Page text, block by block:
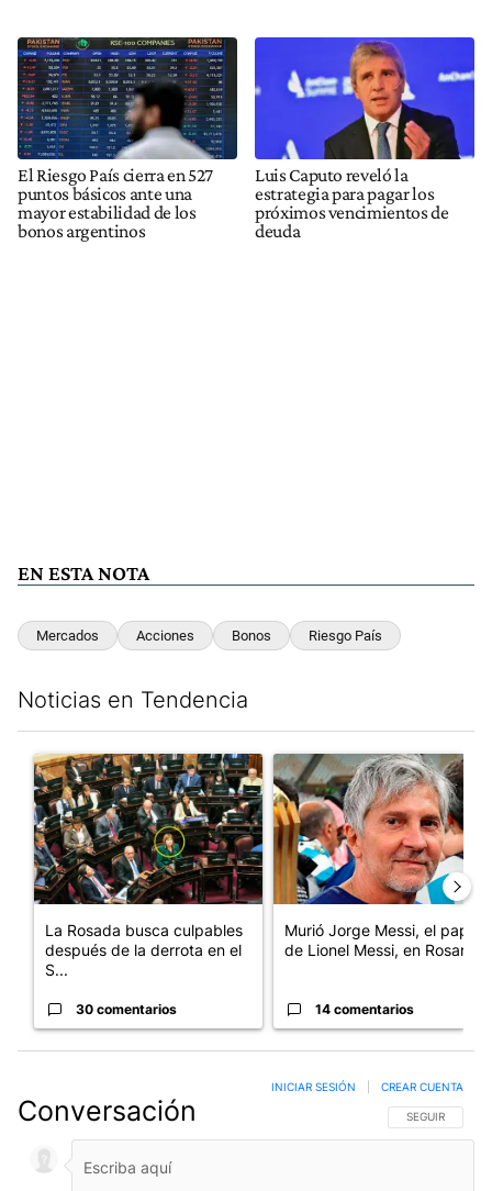
El Riesgo País cierra en 527
puntos básicos ante una
mayor estabilidad de los
bonos argentinos
Luis Caputo reveló la
estrategia para pagar los
próximos vencimientos de
deuda
EN ESTA NOTA
Mercados Acciones Bonos Riesgo País
Noticias en Tendencia
Un artículo de tendencia con el título "La Rosada busca
La Rosada busca culpables
después de la derrota en el
S...
30 comentarios
Un artículo de tendencia con
Murió Jorge Messi, el papá
de Lionel Messi, en Rosario
14 comentarios
Conversación SIGA ESTA
SEGUIR
INICIAR SESIÓN CREAR CUENTA